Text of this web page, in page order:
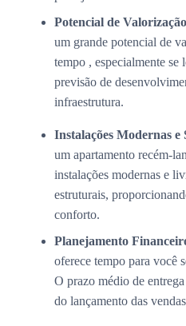
Potencial de
um grande potencial de
tempo , especialmente se
previsão de
infraestrutura.
Instalações Modernas e
um apartamento recém-
instalações modernas e
estruturais,
conforto.
Planejamento
oferece tempo para você
O prazo médio de
do lançamento das